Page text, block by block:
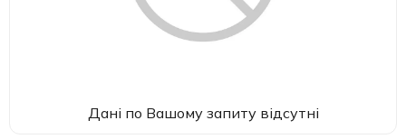
Дані по Вашому запиту відсутні